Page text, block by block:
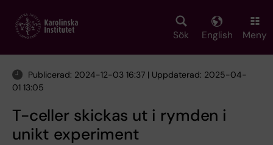
main
Sök English Meny
Publicerad: 2024-12-03 16:37 | Uppdaterad: 2025-04-
01 13:05
T-celler skickas ut i rymden i
unikt experiment